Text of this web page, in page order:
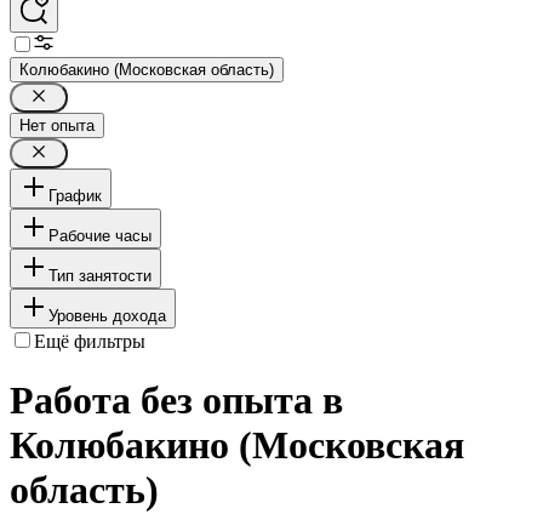
Колюбакино (Московская область)
Нет опыта
График
Рабочие часы
Тип занятости
Уровень дохода
Ещё фильтры
Работа без опыта в
Колюбакино (Московская
область)